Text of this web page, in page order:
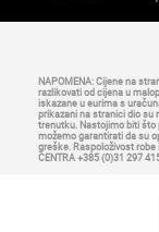
NAPOMENA: Cijene na
razlikovati od cijena u
iskazane u eurima s
prikazani na stranici dio su
trenutku. Nastojimo biti što
možemo garantirati da su
greške. Raspoloživost
CENTRA +385 (0)31 297